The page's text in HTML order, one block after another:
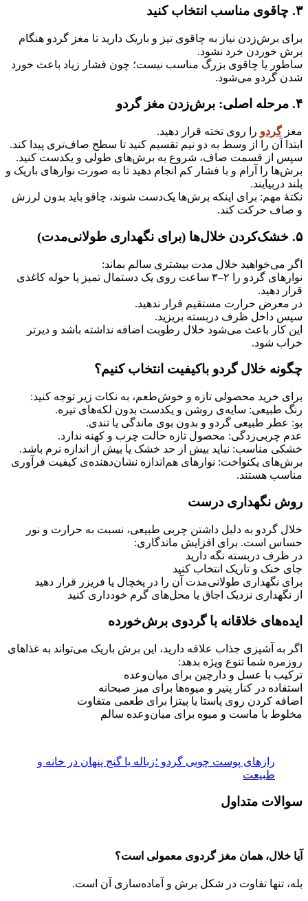
۳. چاقوی مناسب انتخاب کنید
برای برش‌زدن نیاز به چاقوی تیز و باریک دارید تا مغز گردو هنگام
برش خوردن خرد نشود.
ساطور یا چاقوی بزرگ مناسب نیست؛ چون فشار زیاد باعث خورد
شدن گردو می‌شود.
۴. مرحله اصلی: برش‌زدن مغز گردو
مغزگردو را روی تخته قرار دهید.
ابتدا آن را از وسط به دو نیم تقسیم کنید تا سطح صاف‌تری پیدا کند.
سپس از قسمت صاف، شروع به برش‌های طولی و یکدست کنید.
برش‌ها را آرام و با فشار کم انجام دهید تا به صورت نوارهای باریک و
بلند دربیایند.
نکتهٔ مهم: برای اینکه برش‌ها یک‌دست شوند، چاقو باید بدون لرزش
و صاف حرکت کند.
۵. خشک‌کردن خلال‌ها (برای نگهداری طولانی‌مدت)
اگر می‌خواهید خلال مدت بیشتری سالم بماند:
نوارهای گردو را ۲–۳ ساعت روی یک دستمال تمیز یا حوله کاغذی
قرار دهید.
در معرض حرارت مستقیم قرار ندهید.
سپس داخل ظرف دربسته بریزید.
این کار باعث می‌شود خلال رطوبت اضافه نداشته باشد و دیرتر
خراب شود.
چگونه خلال گردو باکیفیت انتخاب کنیم؟
برای خرید محصولی تازه و خوش‌طعم، به نکات زیر توجه کنید:
رنگ طبیعی: سایه‌ی روشن و یکدست بدون لکه‌های تیره.
بو: عطر طبیعی گردو و بدون بوی ماندگی یا تندی.
عدم چربی‌زدگی: محصول تازه حالت چرب و کهنه ندارد.
خشکی مناسب: نباید بیش از حد خشک یا بیش از اندازه نرم باشد.
برش‌های یکنواخت: نوارهای هم‌اندازه نشان‌دهنده‌ی کیفیت فرآوری
مناسب هستند.
روش نگهداری درست
خلال گردو به دلیل داشتن چربی طبیعی، نسبت به حرارت و نور
حساس است. برای افزایش ماندگاری:
در ظرف دربسته نگه دارید
جای خنک و تاریک انتخاب کنید
برای نگهداری طولانی‌مدت آن را در یخچال یا فریزر قرار دهید
از نگهداری نزدیک اجاق یا محل‌های گرم خودداری کنید
ایده‌های خلاقانه با گردوی برش‌خورده
اگر به آشپزی جذاب علاقه دارید، این برش باریک می‌تواند به غذاهای
روزمره شما تنوع ویژه بدهد:
ترکیب با عسل و دارچین برای میان‌وعده
استفاده در کنار پنیر و میوه‌ها برای میز صبحانه
اضافه کردن روی پاستا یا پیتزا برای طعمی متفاوت
مخلوط با ماست و میوه برای میان‌وعده سالم
رازهای پوست چوبی گردو ؛زباله یا گنج پنهان در خانه و
طبیعت
سوالات متداول
آیا خلال، همان مغز گردوی معمولی است؟
بله، تنها تفاوت در شکل برش و آماده‌سازی آن است.